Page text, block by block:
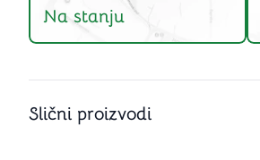
Na stanju
Slični proizvodi